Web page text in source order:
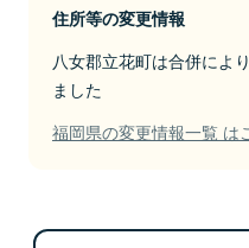
住所等の変更情報
八女郡立花町は合併によ
ました
福岡県の変更情報一覧 は